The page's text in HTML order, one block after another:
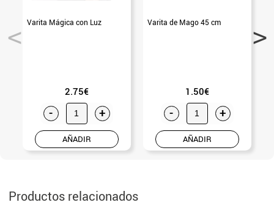
Varita Mágica con Luz
2.75€
- +
AÑADIR
Varita de Mago 45 cm
1.50€
- +
AÑADIR
Productos relacionados